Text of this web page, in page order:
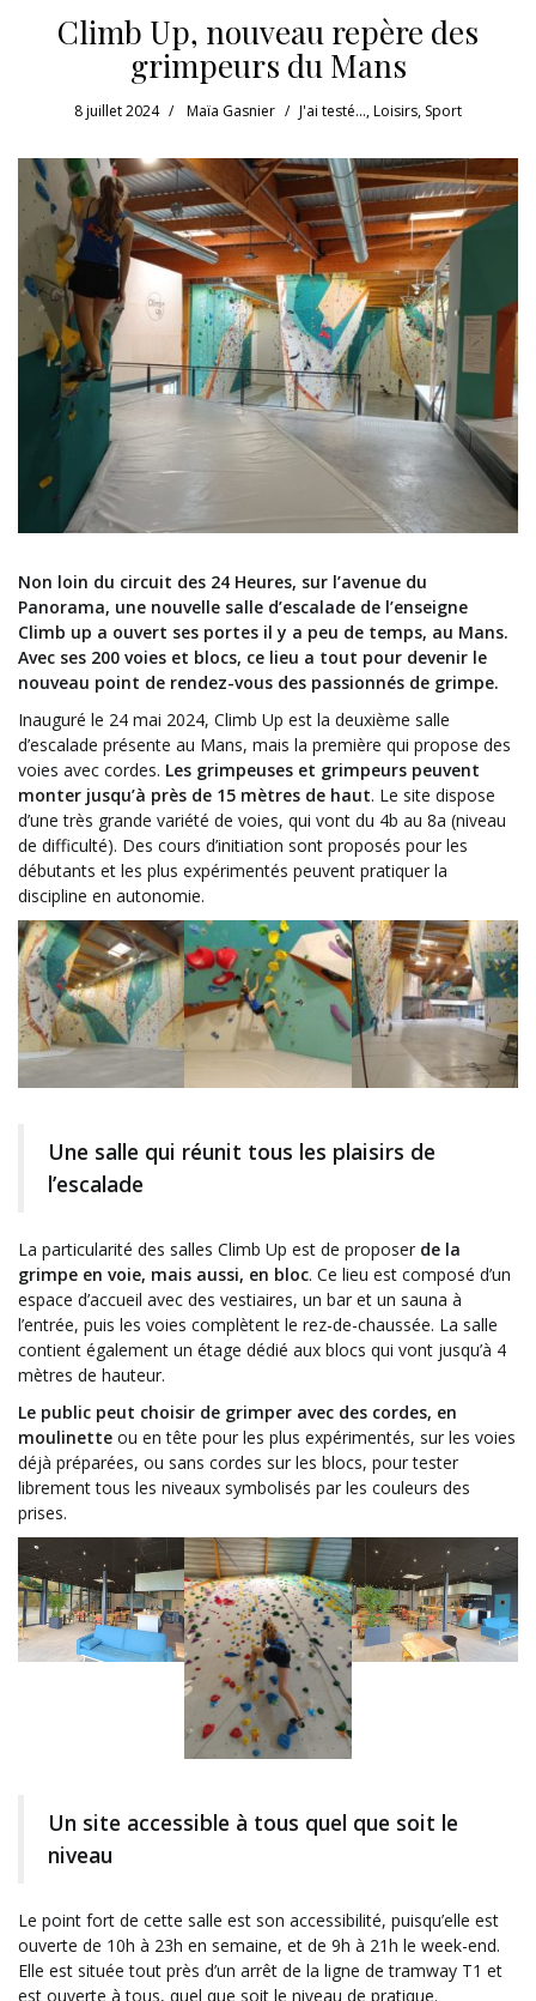
Climb Up, nouveau repère des
grimpeurs du Mans
8 juillet 2024 Maïa Gasnier J'ai testé...,Loisirs, Sport
Non loin du circuit des 24 Heures, sur l’avenue du
Panorama, une nouvelle salle d’escalade de l’enseigne
Climb up a ouvert ses portes il y a peu de temps, au Mans.
Avec ses 200 voies et blocs, ce lieu a tout pour devenir le
nouveau point de rendez-vous des passionnés de grimpe.
Inauguré le 24 mai 2024, Climb Up est la deuxième salle
d’escalade présente au Mans, mais la première qui propose des
voies avec cordes. Les grimpeuses et grimpeurs peuvent
monter jusqu’à près de 15 mètres de haut. Le site dispose
d’une très grande variété de voies, qui vont du 4b au 8a (niveau
de difficulté). Des cours d’initiation sont proposés pour les
débutants et les plus expérimentés peuvent pratiquer la
discipline en autonomie.
Une salle qui réunit tous les plaisirs de
l’escalade
La particularité des salles Climb Up est de proposer de la
grimpe en voie, mais aussi, en bloc. Ce lieu est composé d’un
espace d’accueil avec des vestiaires, un bar et un sauna à
l’entrée, puis les voies complètent le rez-de-chaussée. La salle
contient également un étage dédié aux blocs qui vont jusqu’à 4
mètres de hauteur.
Le public peut choisir de grimper avec des cordes, en
moulinette ou en tête pour les plus expérimentés, sur les voies
déjà préparées, ou sans cordes sur les blocs, pour tester
librement tous les niveaux symbolisés par les couleurs des
prises.
Un site accessible à tous quel que soit le
niveau
Le point fort de cette salle est son accessibilité, puisqu’elle est
ouverte de 10h à 23h en semaine, et de 9h à 21h le week-end.
Elle est située tout près d’un arrêt de la ligne de tramway T1 et
est ouverte à tous, quel que soit le niveau de pratique.